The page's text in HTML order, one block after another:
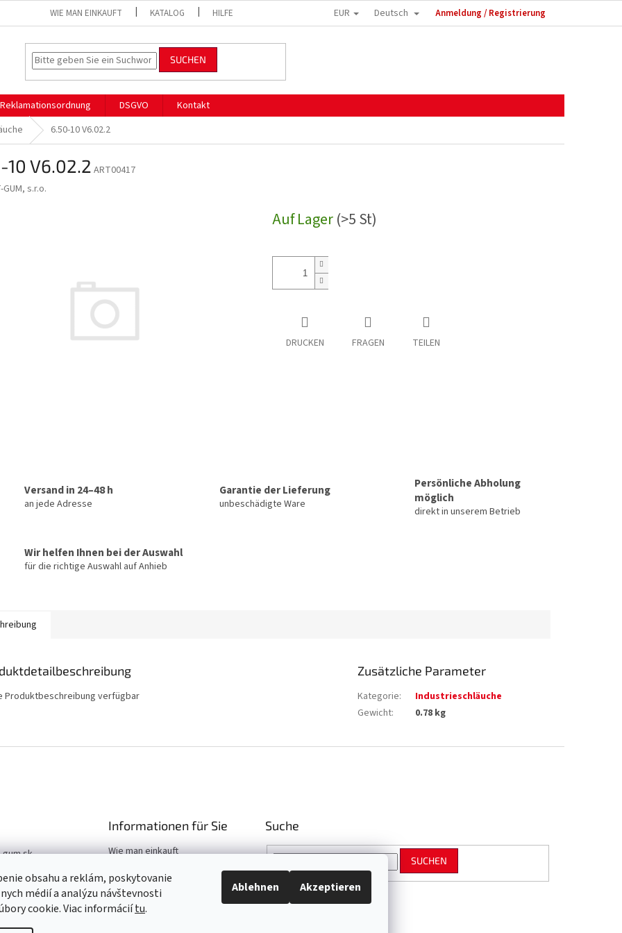
obsahu a reklám, poskytovanie
médií a analýzu návštevnosti
cookie. Viac informáciítu.
Ablehnen Akzeptieren
WIE MAN EINKAUFT KATALOG HILFE EUR Deutsch Anmeldung / Registrierung
SUCHEN
Reklamationsordnung DSGVO
Kontakt
6.50-10 V6.02.2
10 V6.02.2 ART00417
GUM, s.r.o.
Auf Lager(>5 St)
DRUCKEN FRAGEN TEILEN
Versand in 24–48 h
an jede Adresse
Garantie der Lieferung
unbeschädigte Ware
Persönliche Abholung
möglich
direkt in unserem Betrieb
Wir helfen Ihnen bei der Auswahl
für die richtige Auswahl auf Anhieb
Produktbeschreibung verfügbar
Zusätzliche Parameter
Kategorie:
Industrieschläuche
Gewicht: 0.78 kg
gum.sk
907 970
509 061
Informationen für Sie
Wie man einkauft
Hilfe
Suche
SUCHEN